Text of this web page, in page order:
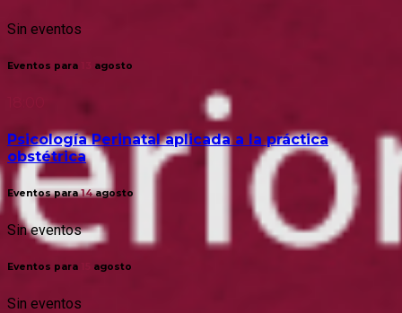
Sin eventos
Eventos para agosto
Psicología Perinatal aplicada a la práctica
obstétrica
Eventos para14agosto
Sin eventos
Eventos para agosto
Sin eventos